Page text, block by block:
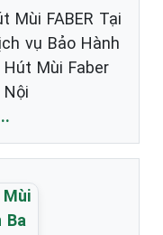
Mùi FABER Tại
vụ Bảo Hành
Mùi Faber